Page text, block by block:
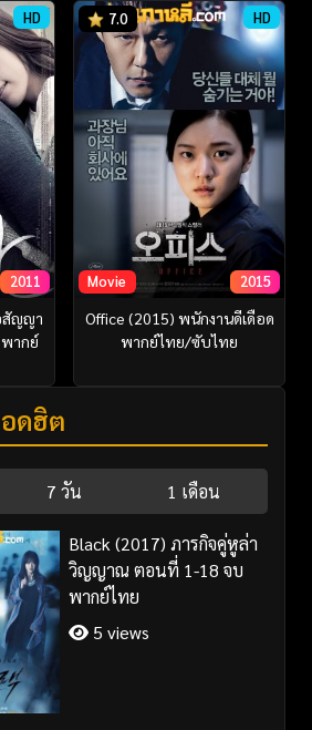
HD
2011
สัญญา
พากย์
7.0 HD
Movie 2015
Office (2015) พนักงานดีเดือด
พากย์ไทย/ซับไทย
ดฮิต
7 วัน 1 เดือน
Black (2017) ภารกิจคู่หูล่า
วิญญาณ ตอนที่ 1-18 จบ
พากย์ไทย
5 views